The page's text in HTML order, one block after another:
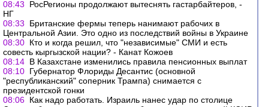
08:43
РосРегионы продолжают вытеснять гастарбайтеров, -
НГ
08:33
Британские фермы теперь нанимают рабочих в
Центральной Азии. Это одно из последствий войны в Украине
08:30 Кто и когда решил, что "независимые" СМИ и есть
совесть кыргызской нации? - Канат Кожоев
08:14 В Казахстане изменились правила пенсионных выплат
08:10 Губернатор Флориды Десантис (основной
"республиканский" соперник Трампа) снимается с
президентской гонки
08:06 Как надо работать. Израиль нанес удар по столице